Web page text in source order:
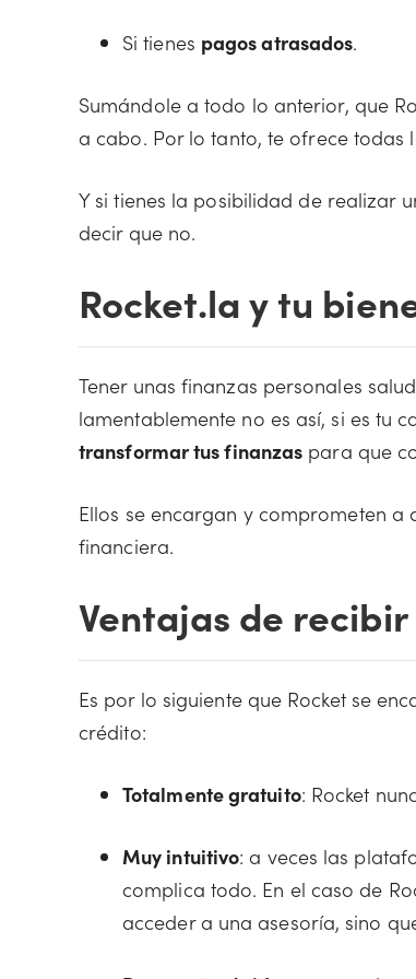
Si tienes pagos atrasados.
Sumándole a todo lo anterior, que
a cabo. Por lo tanto, te ofrece
Y si tienes la posibilidad de realizar
decir que no.
Rocket.la y tu
Tener unas finanzas personales
lamentablemente no es así, si es tu
transformar tus finanzas para que
Ellos se encargan y comprometen
financiera.
Ventajas de
Es por lo siguiente que Rocket se
crédito:
Totalmente gratuito: Rocket
Muy intuitivo: a veces las
complica todo. En el caso de
acceder a una asesoría, sino